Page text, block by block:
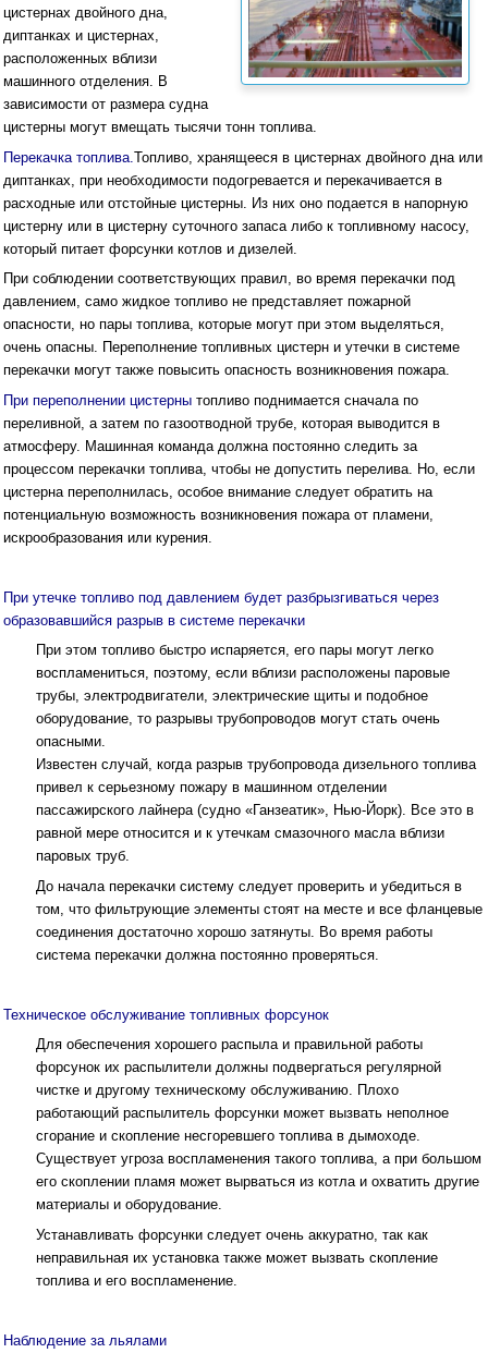
цистернах двойного дна,
диптанках и цистернах,
расположенных вблизи
машинного отделения. В
зависимости от размера судна
цистерны могут вмещать тысячи тонн топлива.
Перекачка топлива. Топливо, хранящееся в цистернах двойного дна или
диптанках, при необходимости подогревается и перекачивается в
расходные или отстойные цистерны. Из них оно подается в напорную
цистерну или в цистерну суточного запаса либо к топливному насосу,
который питает форсунки котлов и дизелей.
При соблюдении соответствующих правил, во время перекачки под
давлением, само жидкое топливо не представляет пожарной
опасности, но пары топлива, которые могут при этом выделяться,
очень опасны. Переполнение топливных цистерн и утечки в системе
перекачки могут также повысить опасность возникновения пожара.
При переполнении цистерны топливо поднимается сначала по
переливной, а затем по газоотводной трубе, которая выводится в
атмосферу. Машинная команда должна постоянно следить за
процессом перекачки топлива, чтобы не допустить перелива. Но, если
цистерна переполнилась, особое внимание следует обратить на
потенциальную возможность возникновения пожара от пламени,
искрообразования или курения.
При утечке топливо под давлением будет разбрызгиваться через
образовавшийся разрыв в системе перекачки
При этом топливо быстро испаряется, его пары могут легко
воспламениться, поэтому, если вблизи расположены паровые
трубы, электродвигатели, электрические щиты и подобное
оборудование, то разрывы трубопроводов могут стать очень
опасными.
Известен случай, когда разрыв трубопровода дизельного топлива
привел к серьезному пожару в машинном отделении
пассажирского лайнера (судно «Ганзеатик», Нью-Йорк). Все это в
равной мере относится и к утечкам смазочного масла вблизи
паровых труб.
До начала перекачки систему следует проверить и убедиться в
том, что фильтрующие элементы стоят на месте и все фланцевые
соединения достаточно хорошо затянуты. Во время работы
система перекачки должна постоянно проверяться.
Техническое обслуживание топливных форсунок
Для обеспечения хорошего распыла и правильной работы
форсунок их распылители должны подвергаться регулярной
чистке и другому техническому обслуживанию. Плохо
работающий распылитель форсунки может вызвать неполное
сгорание и скопление несгоревшего топлива в дымоходе.
Существует угроза воспламенения такого топлива, а при большом
его скоплении пламя может вырваться из котла и охватить другие
материалы и оборудование.
Устанавливать форсунки следует очень аккуратно, так как
неправильная их установка также может вызвать скопление
топлива и его воспламенение.
Наблюдение за льялами